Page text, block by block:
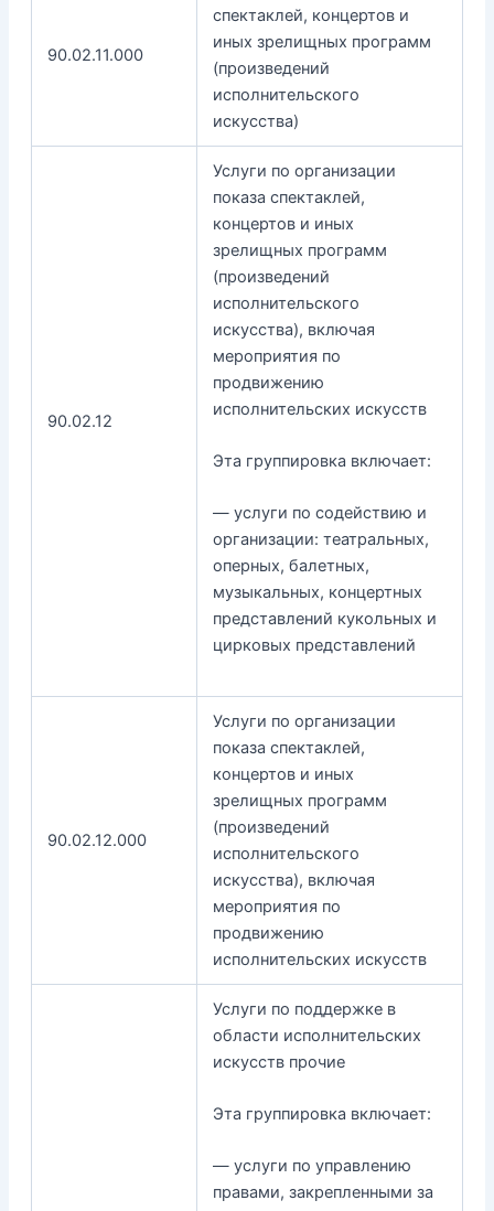
90.02.11.000
спектаклей, концертов и
иных зрелищных программ
(произведений
исполнительского
искусства)
90.02.12
Услуги по организации
показа спектаклей,
концертов и иных
зрелищных программ
(произведений
исполнительского
искусства), включая
мероприятия по
продвижению
исполнительских искусств
Эта группировка включает:
— услуги по содействию и
организации: театральных,
оперных, балетных,
музыкальных, концертных
представлений кукольных и
цирковых представлений
90.02.12.000
Услуги по организации
показа спектаклей,
концертов и иных
зрелищных программ
(произведений
исполнительского
искусства), включая
мероприятия по
продвижению
исполнительских искусств
Услуги по поддержке в
области исполнительских
искусств прочие
Эта группировка включает:
— услуги по управлению
правами, закрепленными за